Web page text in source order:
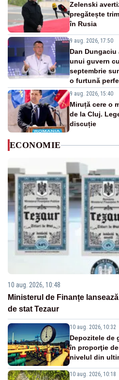
Zelenski
pregătește
în Rusia
9 aug. 2026, 17:50
Dan Dungaciu
unui guvern
septembrie
o furtună
9 aug. 2026, 15:40
Miruță cere o
de la Cluj.
discuție
ECONOMIE
10 aug. 2026, 10:48
Ministerul de Finanțe
de stat Tezaur
10 aug. 2026, 10:32
Depozitele de
în proporţie
nivelul din
10 aug. 2026, 10:18